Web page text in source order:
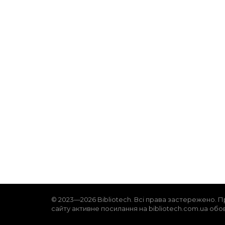
© 2023—2026 Bibliotech. Всі права застережено.
сайту активне посилання на bibliotech.com.ua